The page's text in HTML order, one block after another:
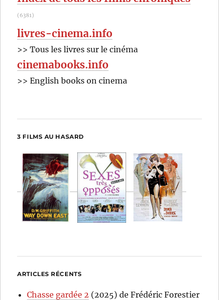
(6381)
livres-cinema.info
>> Tous les livres sur le cinéma
cinemabooks.info
>> English books on cinema
3 FILMS AU HASARD
ARTICLES RÉCENTS
Chasse gardée 2 (2025) de Frédéric Forestier